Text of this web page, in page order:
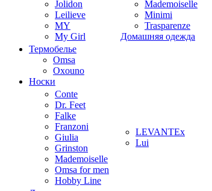
Jolidon
Leilieve
MY
My Girl
Mademoiselle
Minimi
Trasparenze
Домашняя одежда
Термобелье
Omsa
Oxouno
Носки
Conte
Dr. Feet
Falke
Franzoni
Giulia
Grinston
Mademoiselle
Omsa for men
Hobby Line
LEVANTEx
Lui